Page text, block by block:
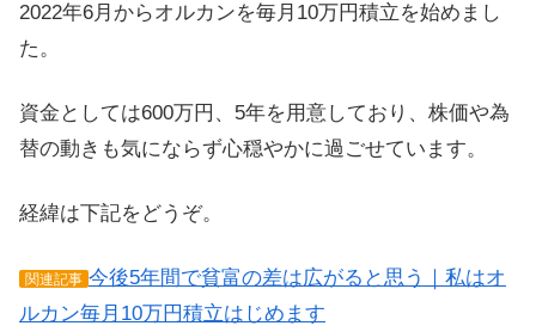
2022年6月からオルカンを毎月10万円積立を始めまし
た。
資金としては600万円、5年を用意しており、株価や為
替の動きも気にならず心穏やかに過ごせています。
経緯は下記をどうぞ。
関連記事 今後5年間で貧富の差は広がると思う｜私はオ
ルカン毎月10万円積立はじめます